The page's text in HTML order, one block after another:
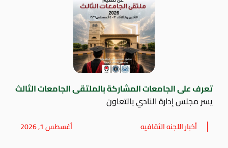
تعرف على الجامعات المشاركة بالملتقى الجامعات الثالث
يسر مجلس إدارة النادي بالتعاون
أخبار اللجنه الثقافيه أغسطس 1, 2026